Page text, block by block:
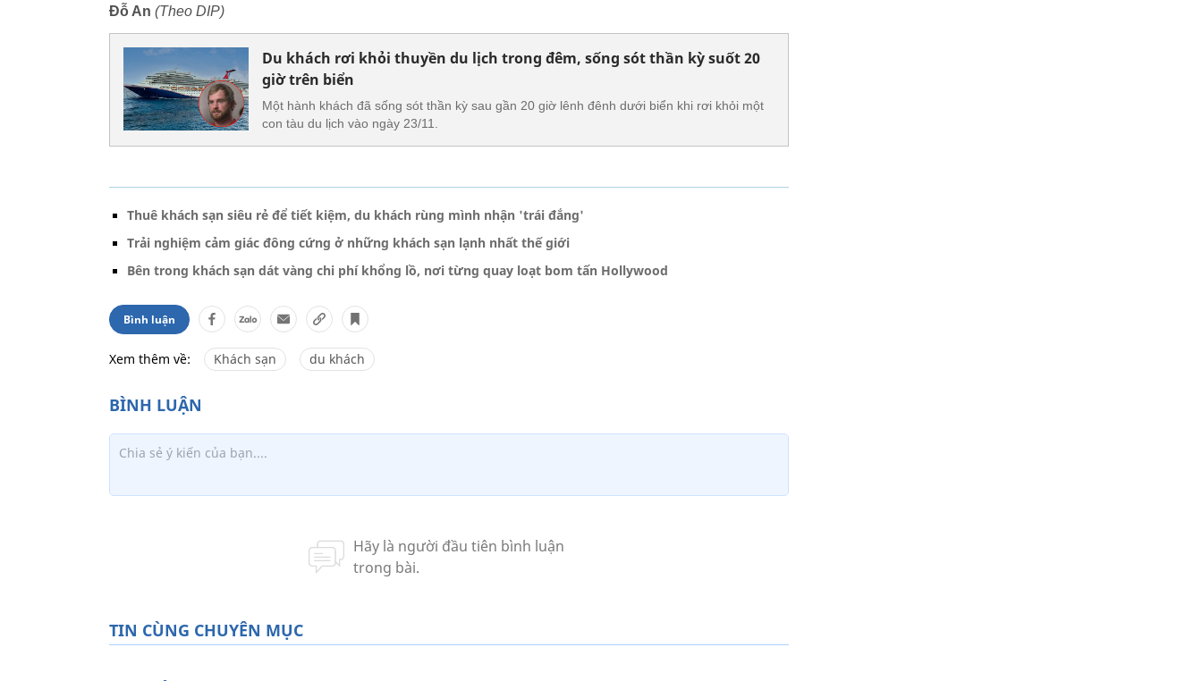
Đỗ An (Theo DIP)
Du khách rơi khỏi thuyền du lịch trong đêm, sống sót thần kỳ suốt 20
giờ trên biển
Một hành khách đã sống sót thần kỳ sau gần 20 giờ lênh đênh dưới biển khi rơi khỏi một
con tàu du lịch vào ngày 23/11.
Thuê khách sạn siêu rẻ để tiết kiệm, du khách rùng mình nhận 'trái đắng'
Trải nghiệm cảm giác đông cứng ở những khách sạn lạnh nhất thế giới
Bên trong khách sạn dát vàng chi phí khổng lồ, nơi từng quay loạt bom tấn Hollywood
Bình luận
Xem thêm về: Khách sạn du khách
TIN CÙNG CHUYÊN MỤC